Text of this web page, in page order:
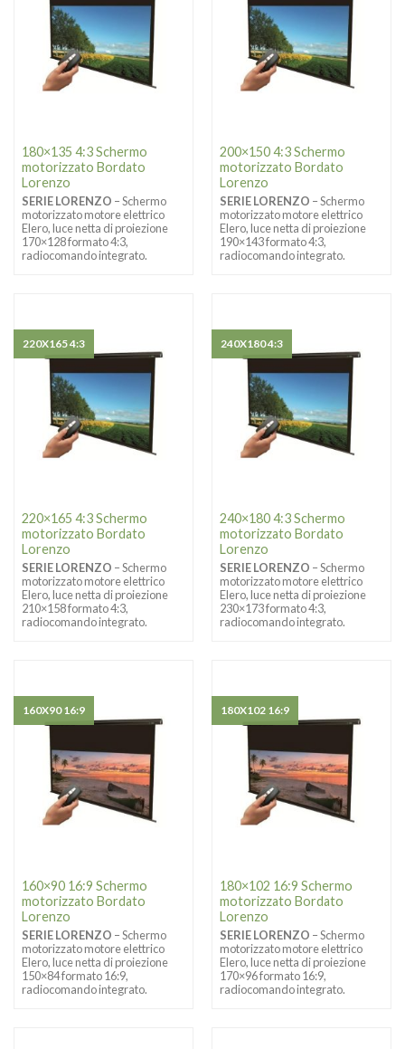
180×135 4:3 Schermo
motorizzato Bordato
Lorenzo
SERIE LORENZO – Schermo
motorizzato motore elettrico
Elero, luce netta di proiezione
170×128 formato 4:3,
radiocomando integrato.
200×150 4:3 Schermo
motorizzato Bordato
Lorenzo
SERIE LORENZO – Schermo
motorizzato motore elettrico
Elero, luce netta di proiezione
190×143 formato 4:3,
radiocomando integrato.
220×165 4:3 Schermo
motorizzato Bordato
Lorenzo
SERIE LORENZO – Schermo
motorizzato motore elettrico
Elero, luce netta di proiezione
210×158 formato 4:3,
radiocomando integrato.
220X165 4:3
240×180 4:3 Schermo
motorizzato Bordato
Lorenzo
SERIE LORENZO – Schermo
motorizzato motore elettrico
Elero, luce netta di proiezione
230×173 formato 4:3,
radiocomando integrato.
240X180 4:3
160×90 16:9 Schermo
motorizzato Bordato
Lorenzo
SERIE LORENZO – Schermo
motorizzato motore elettrico
Elero, luce netta di proiezione
150×84 formato 16:9,
radiocomando integrato.
160X90 16:9
180×102 16:9 Schermo
motorizzato Bordato
Lorenzo
SERIE LORENZO – Schermo
motorizzato motore elettrico
Elero, luce netta di proiezione
170×96 formato 16:9,
radiocomando integrato.
180X102 16:9